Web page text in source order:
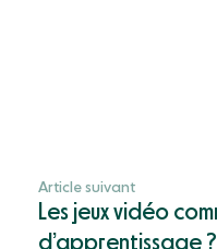
Article suivant
Les jeux vidéo
d’apprentissage ?